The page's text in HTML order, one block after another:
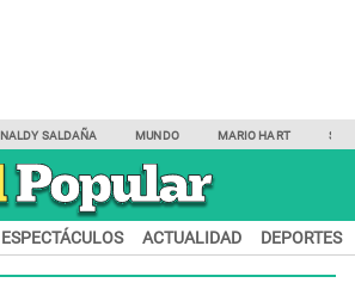
NALDY SALDAÑA MUNDO MARIO HART
ESPECTÁCULOS ACTUALIDAD DEPORTES